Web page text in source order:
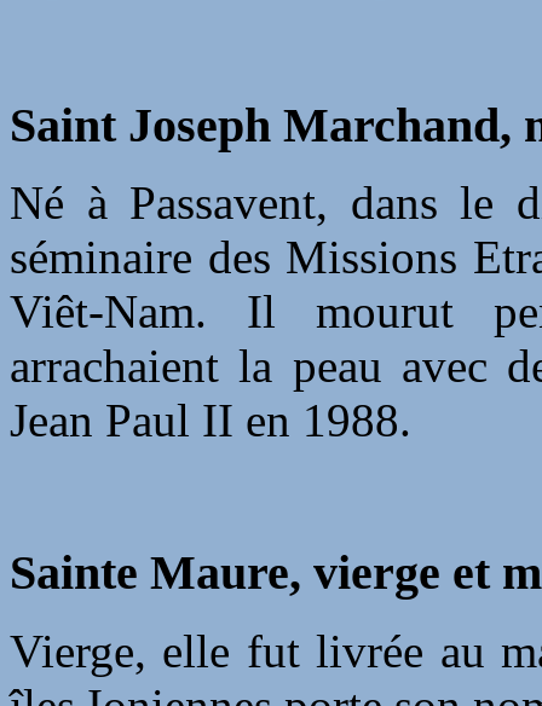
Saint Joseph Marchand,
Né à Passavent, dans le
séminaire des Missions
Viêt-Nam. Il mourut
arrachaient la peau avec
Jean Paul II en 1988.
Sainte Maure, vierge et
Vierge, elle fut livrée au